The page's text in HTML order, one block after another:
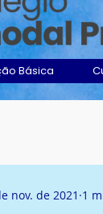
Básica
nov. de 2021 1